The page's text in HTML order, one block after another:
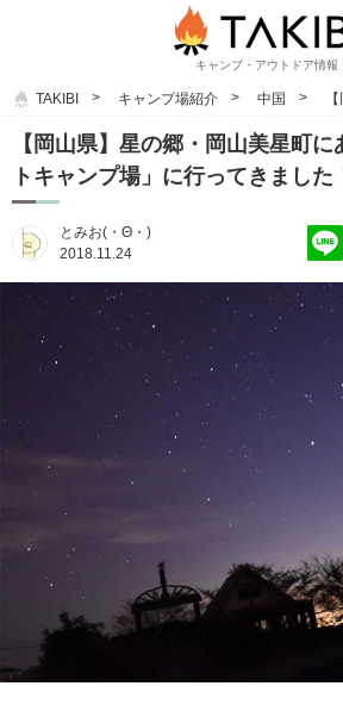
キャンプ・アウトドア情報
TAKIBI キャンプ場紹介 中国
【岡山県】星の郷・岡山美星町
トキャンプ場」に行ってきました
とみお(・Θ・)
2018.11.24